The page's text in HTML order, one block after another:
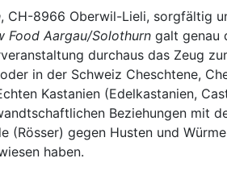
, CH-8966 Oberwil-Lieli, sorgfältig
Food Aargau/Solothurn galt genau
durchaus das Zeug
in der Schweiz Cheschtene,
Kastanien (Edelkastanien,
Beziehungen mit
(Rösser) gegen Husten und
haben.